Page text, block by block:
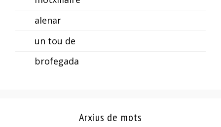
alenar
un tou de
brofegada
Arxius de mots